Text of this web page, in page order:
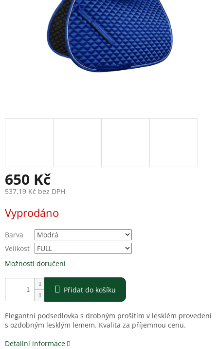
650 Kč
537,19 Kč bez DPH
cena:
Vyprodáno
Barva
Velikost
Možnosti doručení
Přidat do košíku
Elegantní podsedlovka s drobným prošitím v lesklém provedení
s ozdobným lesklým lemem. Kvalita za příjemnou cenu.
Detailní informace